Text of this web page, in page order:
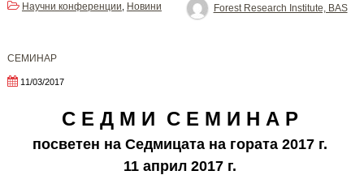
Forest Research Institute, BAS
Научни конференции Новини
СЕМИНАР
11/03/2017
С Е Д М И С Е М И Н А Р
посветен на Седмицата на гората 2017 г.
11 април 2017 г.